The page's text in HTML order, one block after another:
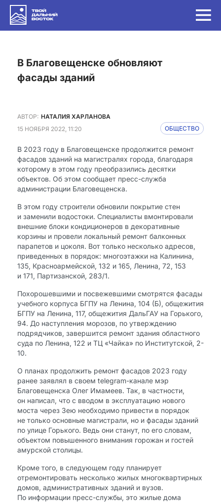
в Благовещенске обновляют
фасады зданий
АВТОР: НАТАЛИЯ ХАРЛАНОВА
15 НОЯБРЯ 2022, 11:20
ОБЩЕСТВО
В 2023 году в Благовещенске продолжится ремонт
фасадов зданий на магистралях города, благодаря
которому в этом году преобразились десятки
объектов. Об этом сообщает пресс-служба
администрации Благовещенска.
В этом году строители обновили покрытие стен
и заменили водостоки. Специалисты вмонтировали
внешние блоки кондиционеров в декоративные
корзины и провели локальный ремонт балконных
парапетов и цоколя. Вот только несколько адресов,
приведенных в порядок: многоэтажки на Калинина,
135, Красноармейской, 132 и 165, Ленина, 72, 153
и 171, Партизанской, 283/1.
Похорошевшими и посвежевшими смотрятся фасады
учебного корпуса БГПУ на Ленина, 104 (Б), общежития
БГПУ на Ленина, 117, общежития ДальГАУ на Горького,
94. До наступления морозов, по утверждению
подрядчиков, завершится ремонт здания областного
суда по Ленина, 122 и ТЦ «Чайка» по Институтской, 2-
10.
О планах продолжить ремонт фасадов 2023 году
ранее заявлял в своем telegram-канале мэр
Благовещенска Олег Имамеев. Так, в частности,
он написал, что с вводом в эксплуатацию нового
моста через Зею необходимо привести в порядок
не только основные магистрали, но и фасады зданий
по улице Горького. Ведь они станут, по его словам,
объектом повышенного внимания горожан и гостей
амурской столицы.
Кроме того, в следующем году планирует
отремонтировать несколько жилых многоквартирных
домов, административных зданий и вузов.
По информации пресс-службы, это жилые дома